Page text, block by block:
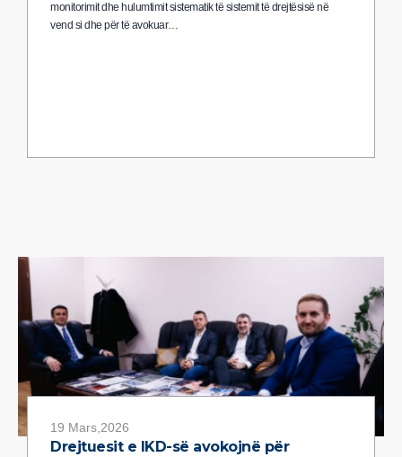
monitorimit dhe hulumtimit sistematik të sistemit të drejtësisë në
vend si dhe për të avokuar…
19 Mars,2026
Drejtuesit e IKD-së avokojnë për